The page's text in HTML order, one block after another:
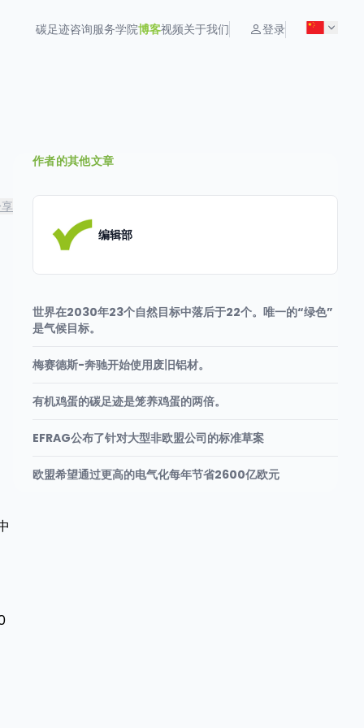
碳足迹咨询服务学院博客视频关于我们 登录
作者的其他文章
编辑部
世界在2030年23个自然目标中落后于22个。唯一的“绿色”
是气候目标。
梅赛德斯-奔驰开始使用废旧铝材。
有机鸡蛋的碳足迹是笼养鸡蛋的两倍。
EFRAG公布了针对大型非欧盟公司的标准草案
欧盟希望通过更高的电气化每年节省2600亿欧元